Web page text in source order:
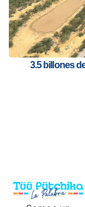
3.5 billones